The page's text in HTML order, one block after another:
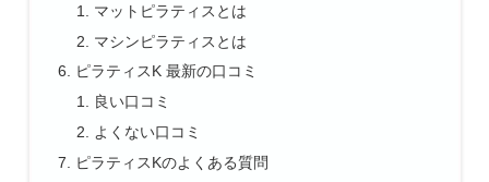
マットピラティスとは
マシンピラティスとは
ピラティスK 最新の口コミ
良い口コミ
よくない口コミ
ピラティスKのよくある質問